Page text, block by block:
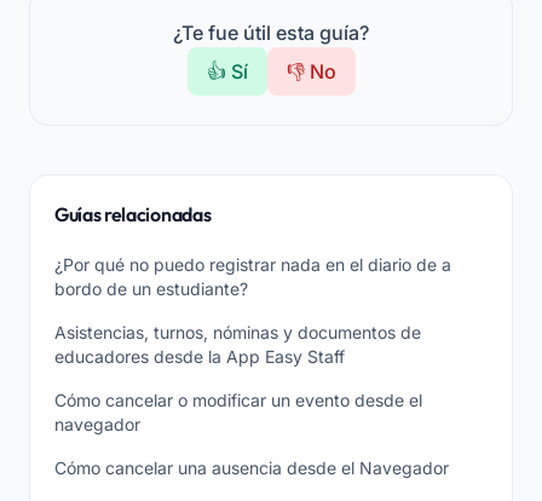
¿Te fue útil esta guía?
👍 Sí
👎 No
Guías relacionadas
¿Por qué no puedo registrar nada en el diario de a
bordo de un estudiante?
Asistencias, turnos, nóminas y documentos de
educadores desde la App Easy Staff
Cómo cancelar o modificar un evento desde el
navegador
Cómo cancelar una ausencia desde el Navegador